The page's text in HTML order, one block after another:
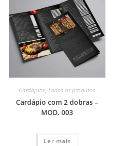
Cardápios, Todos os produtos
Cardápio com 2 dobras –
MOD. 003
Ler mais